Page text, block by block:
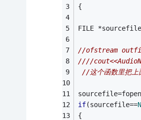
{
FILE
//ofstream
////
//这个函数里把上
if(sourcefile==
{